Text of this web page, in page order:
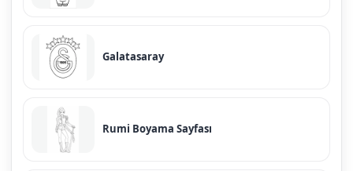
Galatasaray
Rumi Boyama Sayfası